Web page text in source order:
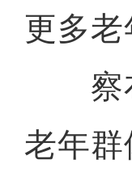
更多
察布
老年